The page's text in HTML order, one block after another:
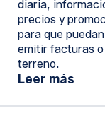
diaria,
precios y
para que
emitir facturas o
terreno.
Leer más